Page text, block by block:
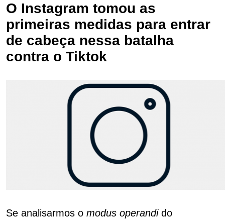
O Instagram tomou as
primeiras medidas para entrar
de cabeça nessa batalha
contra o Tiktok
Se analisarmos o modus operandi do